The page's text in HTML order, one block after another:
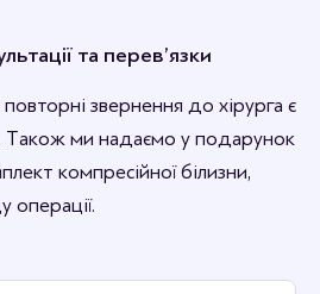
та перев’язки
повторні звернення до хірурга є
Також ми надаємо у подарунок
компресійної білизни,
операції.